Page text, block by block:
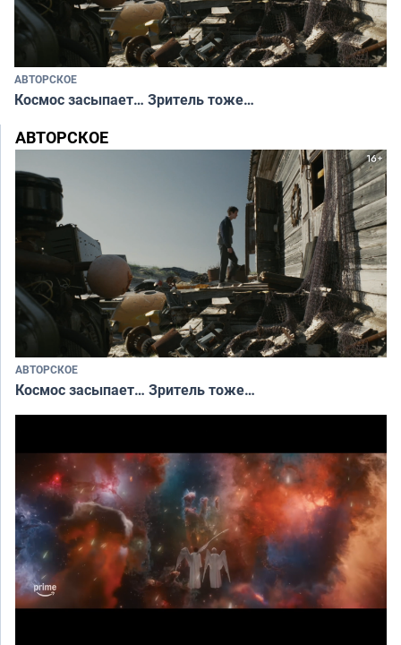
АВТОРСКОЕ
Космос засыпает… Зритель тоже…
АВТОРСКОЕ
АВТОРСКОЕ
Космос засыпает… Зритель тоже…